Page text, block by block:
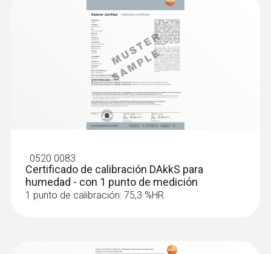
: 0520 0083
Certificado de calibración DAkkS para
humedad - con 1 punto de medición
1 punto de calibración: 75,3 %HR